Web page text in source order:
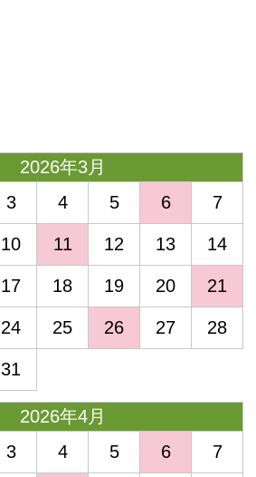
2026年3月
3 4 5 6 7
10 11 12 13 14
17 18 19 20 21
24 25 26 27 28
31
2026年4月
3 4 5 6 7